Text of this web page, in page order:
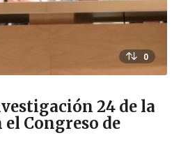
0
24 de la
el Congreso de